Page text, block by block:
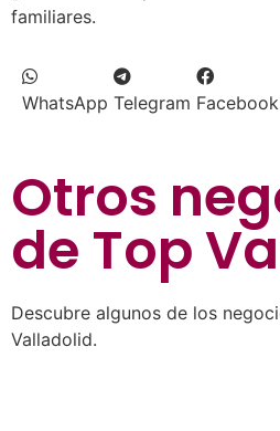
familiares.
WhatsApp Telegram Facebook
Otros
de Top
Descubre algunos de los
Valladolid.